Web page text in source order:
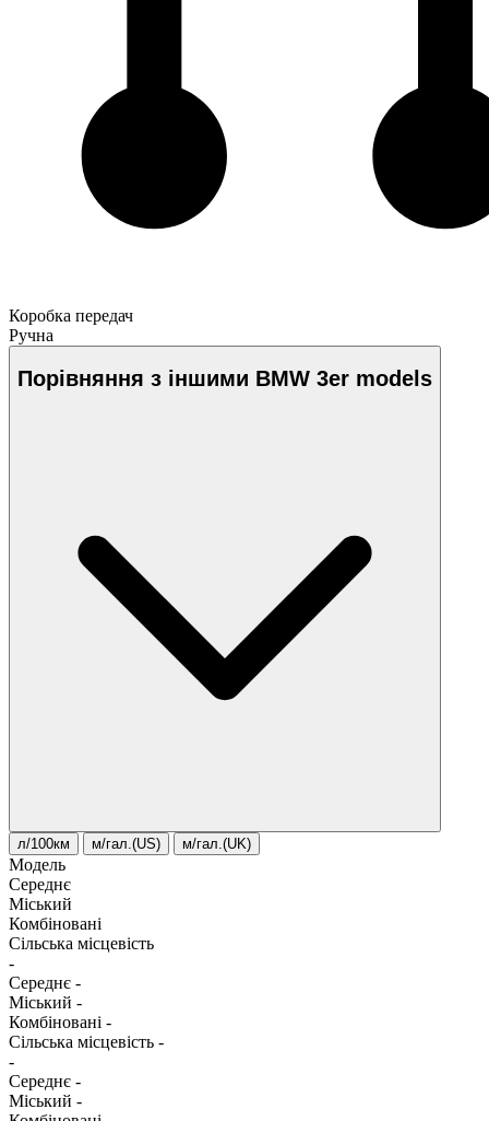
Коробка передач
Ручна
Порівняння з іншими BMW 3er models
л/100км м/гал.(US) м/гал.(UK)
Модель
Середнє
Міський
Комбіновані
Сільська місцевість
-
Середнє -
Міський -
Комбіновані -
Сільська місцевість -
-
Середнє -
Міський -